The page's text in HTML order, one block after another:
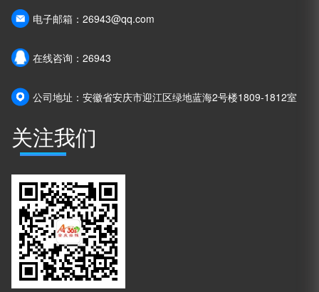
电子邮箱：26943@qq.com
在线咨询：26943
公司地址：安徽省安庆市迎江区绿地蓝海2号楼1809-1812室
关注我们